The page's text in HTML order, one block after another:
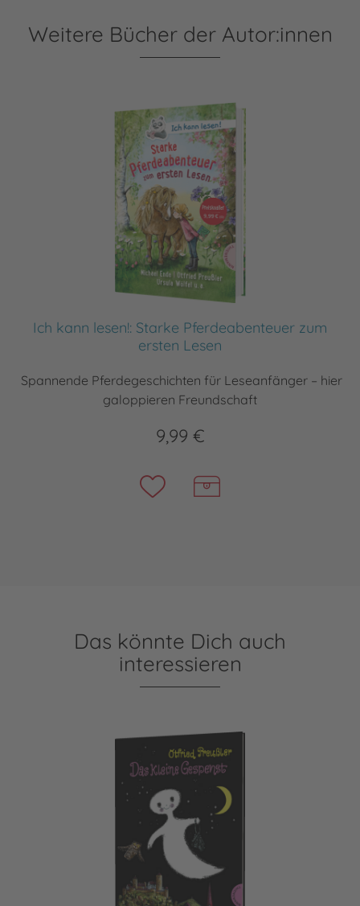
Weitere Bücher der Autor:innen
Ich kann lesen!: Starke Pferdeabenteuer zum
ersten Lesen
Spannende Pferdegeschichten für Leseanfänger – hier
galoppieren Freundschaft
9,99 €
Das könnte Dich auch
interessieren
Das kleine Gespenst: Das kleine Gespenst